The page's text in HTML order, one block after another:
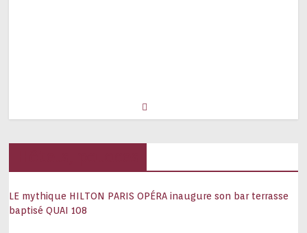
LE mythique HILTON PARIS OPÉRA inaugure son bar terrasse
baptisé QUAI 108